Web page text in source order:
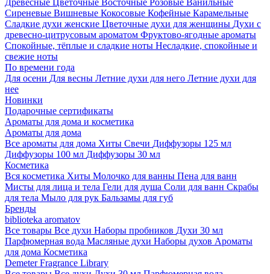
Древесные Цветочные Восточные Розовые Ванильные
Сиреневые Вишневые Кокосовые Кофейные Карамельные
Сладкие духи женские Цветочные духи для женщины Духи с
древесно-цитрусовым ароматом Фруктово-ягодные ароматы
Спокойные, тёплые и сладкие ноты Несладкие, спокойные и
свежие ноты
По времени года
Для осени Для весны Летние духи для него Летние духи для
нее
Новинки
Подарочные сертификаты
Ароматы для дома и косметика
Ароматы для дома
Все ароматы для дома Хиты Свечи Диффузоры 125 мл
Диффузоры 100 мл Диффузоры 30 мл
Косметика
Вся косметика Хиты Молочко для ванны Пена для ванн
Мисты для лица и тела Гели для душа Соли для ванн Скрабы
для тела Мыло для рук Бальзамы для губ
Бренды
biblioteka aromatov
Все товары Все духи Наборы пробников Духи 30 мл
Парфюмерная вода Масляные духи Наборы духов Ароматы
для дома Косметика
Demeter Fragrance Library